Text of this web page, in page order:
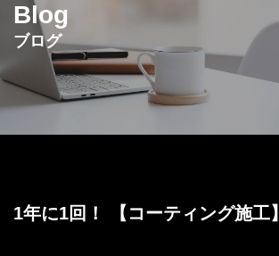
Blog
ブログ
1年に1回！ 【コーティング施工】